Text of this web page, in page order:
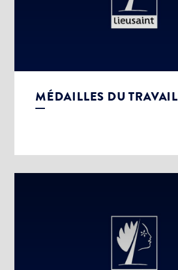
MÉDAILLES DU TRAVAIL